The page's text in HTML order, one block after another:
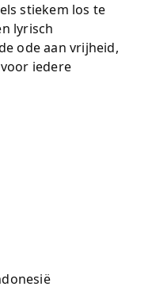
stiekem los te
lyrisch
ode aan vrijheid,
iedere